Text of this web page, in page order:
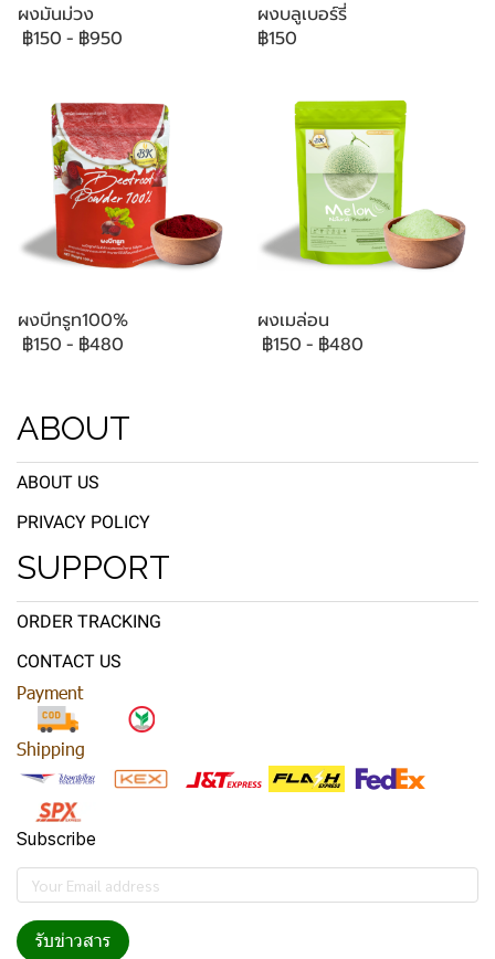
ผงมันม่วง
฿150 - ฿950
ผงบลูเบอร์รี่
฿150
ผงบีทรูท100%
฿150 - ฿480
ผงเมล่อน
฿150 - ฿480
ABOUT
ABOUT US
PRIVACY POLICY
SUPPORT
ORDER TRACKING
CONTACT US
Payment
Shipping
Subscribe
รับข่าวสาร